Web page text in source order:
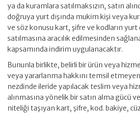
ya da kuramlara satılmaksızın, satın
doğruya yurt dışında mukim kişi veya
ve söz konusu kart, şifre ve kodların yurt
satılmasına aracılık edilmesinden
kapsamında indirim uygulanacaktır.
Bununla birlikte, belirli bir ürün veya
veya yararlanma hakkını temsil
nezdinde ileride yapılacak teslim veya
alınmasına yönelik bir satın alma gücü
niteliği taşıyan kart, şifre, kod. bakiye,